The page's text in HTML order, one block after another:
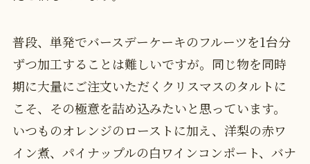
普段、単発でバースデーケーキのフルーツを1台分
ずつ加工することは難しいですが。同じ物を同時
期に大量にご注文いただくクリスマスのタルトに
こそ、その極意を詰め込みたいと思っています。
いつものオレンジのローストに加え、洋梨の赤ワ
イン煮、パイナップルの白ワインコンポート、バナ